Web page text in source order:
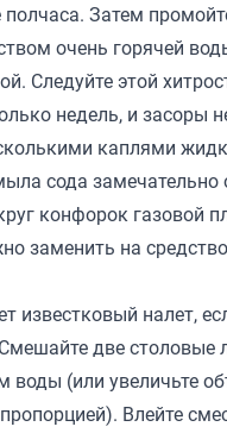
Затем
очень горячей
Следуйте этой
недель, и засоры
каплями
сода
конфорок газовой
заменить на
известковый налет,
две столовые
воды (или увеличьте
Влейте